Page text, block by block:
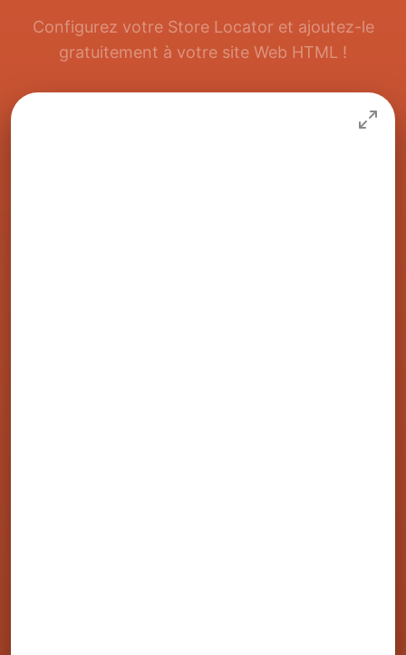
Configurez votre Store Locator et ajoutez-le
gratuitement à votre site Web HTML !